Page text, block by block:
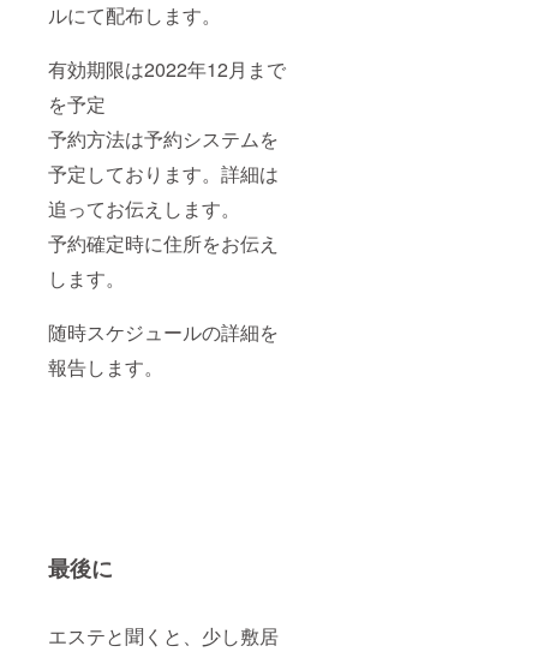
ルにて配布します。
有効期限は2022年12月まで
を予定
予約方法は予約システムを
予定しております。詳細は
追ってお伝えします。
予約確定時に住所をお伝え
します。
随時スケジュールの詳細を
報告します。
最後に
エステと聞くと、少し敷居